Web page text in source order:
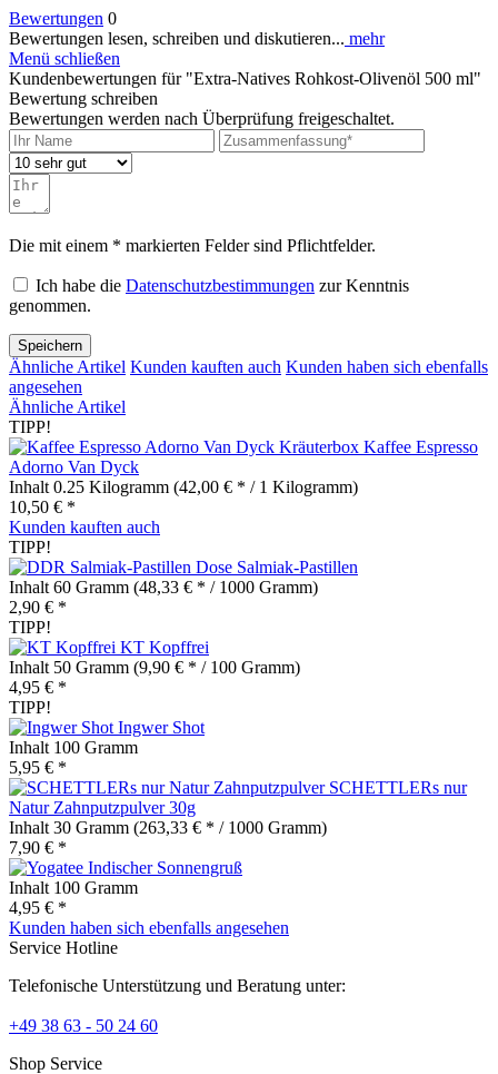
Bewertungen 0
Bewertungen lesen, schreiben und diskutieren... mehr
Menü schließen
Kundenbewertungen für "Extra-Natives Rohkost-Olivenöl 500 ml"
Bewertung schreiben
Bewertungen werden nach Überprüfung freigeschaltet.
Die mit einem * markierten Felder sind Pflichtfelder.
Ich habe die Datenschutzbestimmungen zur Kenntnis
genommen.
Speichern
Ähnliche Artikel Kunden kauften auch Kunden haben sich ebenfalls
angesehen
Ähnliche Artikel
TIPP!
Kaffee Espresso
Adorno Van Dyck
Inhalt 0.25 Kilogramm (42,00 € * / 1 Kilogramm)
10,50 € *
Kunden kauften auch
TIPP!
Salmiak-Pastillen
Inhalt 60 Gramm (48,33 € * / 1000 Gramm)
2,90 € *
TIPP!
KT Kopffrei
Inhalt 50 Gramm (9,90 € * / 100 Gramm)
4,95 € *
TIPP!
Ingwer Shot
Inhalt 100 Gramm
5,95 € *
SCHETTLERs nur
Natur Zahnputzpulver 30g
Inhalt 30 Gramm (263,33 € * / 1000 Gramm)
7,90 € *
Indischer Sonnengruß
Inhalt 100 Gramm
4,95 € *
Kunden haben sich ebenfalls angesehen
Service Hotline
Telefonische Unterstützung und Beratung unter:
+49 38 63 - 50 24 60
Shop Service